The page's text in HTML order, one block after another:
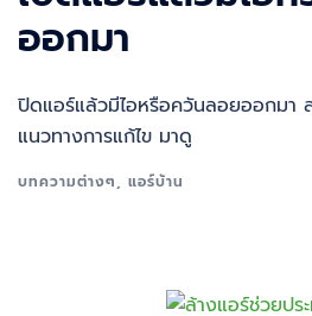
ออกมา
ปิดแอร์แล้วมีไอหรือควันลอยออกมา ส
แนวทางการแก้ไข มาดู
บทความต่างๆ, แอร์บ้าน